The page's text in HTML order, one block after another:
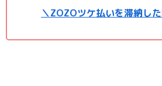
＼ZOZOツケ払いを滞納し